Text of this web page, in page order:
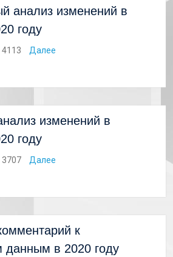
анализ изменений в
году
4113 Далее
изменений в
году
3707 Далее
к
данным в 2020 году